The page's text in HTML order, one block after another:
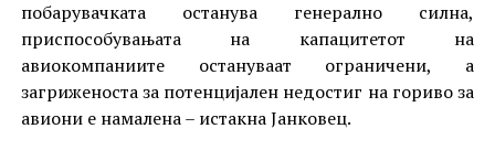
побарувачката останува генерално силна,
приспособувањата на капацитетот на
авиокомпаниите остануваат ограничени, а
загриженоста за потенцијален недостиг на гориво за
авиони е намалена – истакна Јанковец.